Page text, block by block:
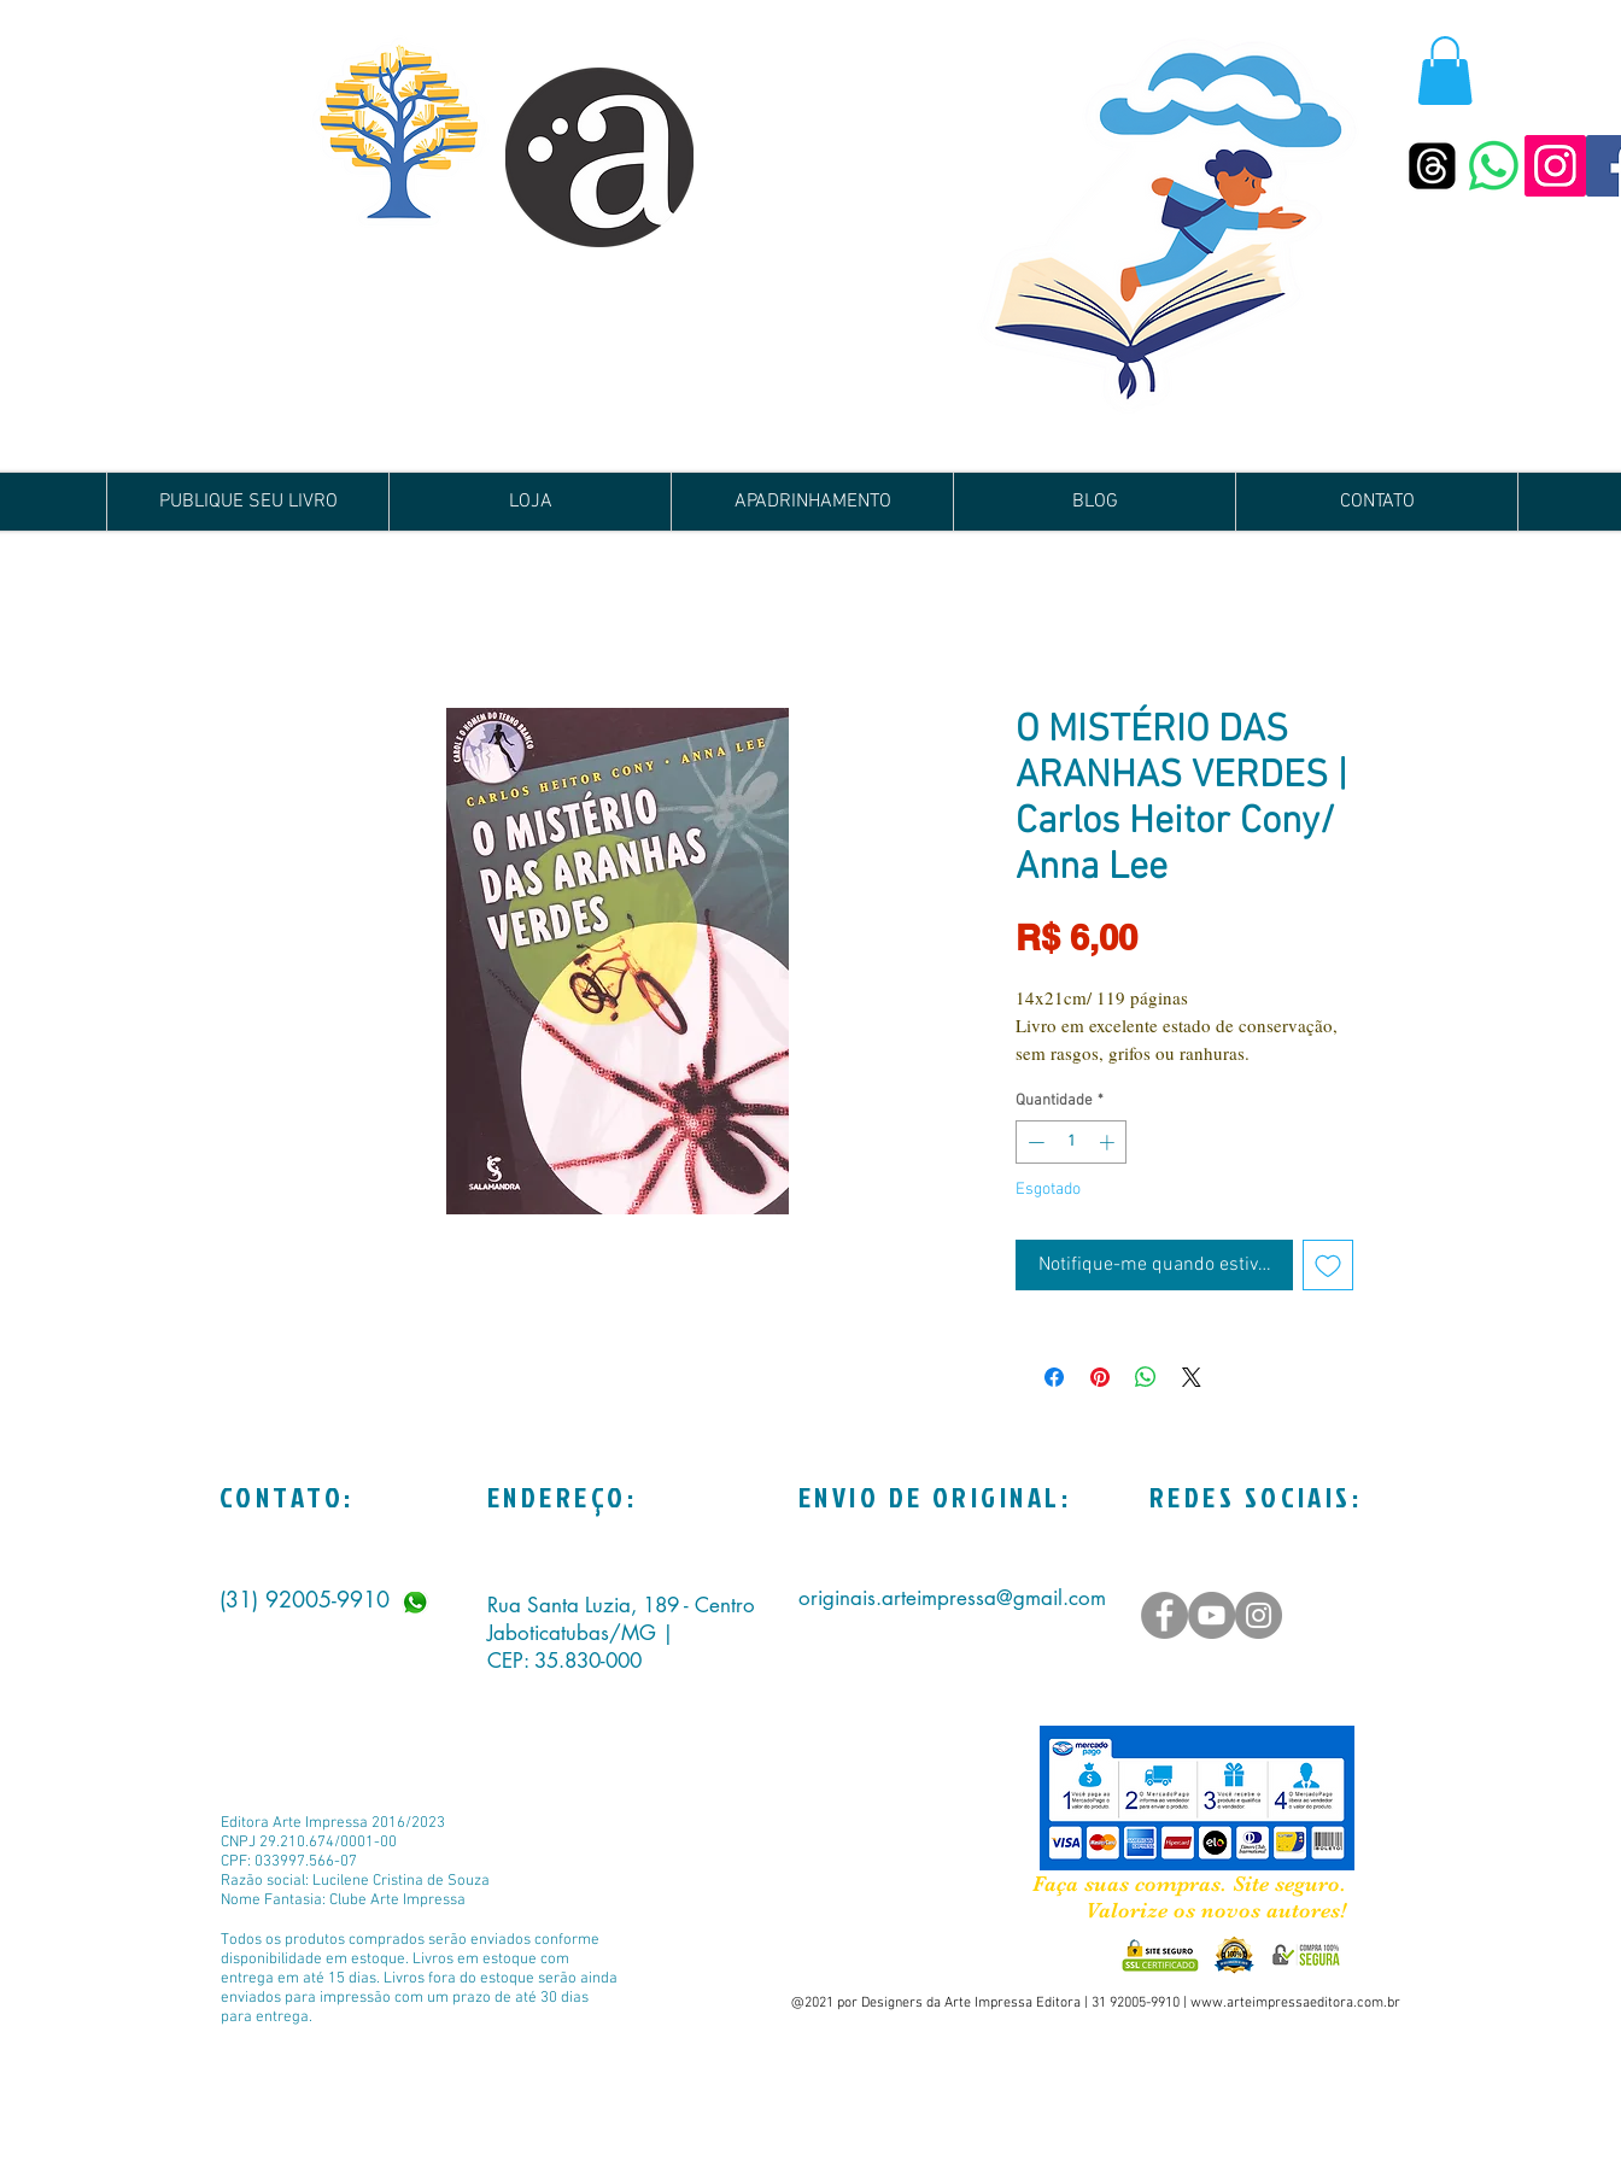
PUBLIQUE SEU LIVRO LOJA APADRINHAMENTO BLOG CONTATO
O MISTÉRIO DAS
ARANHAS VERDES |
Carlos Heitor Cony/
Anna Lee
R$ 6,00Preço
14x21cm/ 119 páginas
Livro em excelente estado de conservação,
sem rasgos, grifos ou ranhuras.
Quantidade *
Esgotado
Notifique-me quando estiver disponível
CONTATO: ENDEREÇO: ENVIO DE ORIGINAL: REDES SOCIAIS:
(31) 92005-9910
Rua Santa Luzia, 189 - Centro
Jaboticatubas/MG |
CEP: 35.830-000
originais.arteimpressa@gmail.com
Editora Arte Impressa 2016/2023
CNPJ 29.210.674/0001-00
CPF: 033997.566-07
Razão social: Lucilene Cristina de Souza
Nome Fantasia: Clube Arte Impressa
Todos os produtos comprados serão enviados conforme
disponibilidade em estoque. Livros em estoque com
entrega em até 15 dias. Livros fora do estoque serão ainda
enviados para impressão com um prazo de até 30 dias
para entrega.
Faça suas compras. Site seguro.
Valorize os novos autores!
@2021 por Designers da Arte Impressa Editora | 31 92005-9910 | www.arteimpressaeditora.com.br